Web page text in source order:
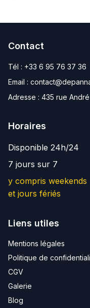
Contact
Tél : +33 6 95 76 37 36
Email :
Adresse : 435 rue
Horaires
Disponible 24h/24
7 jours sur 7
y compris weekends
et jours fériés
Liens utiles
Mentions légales
Politique de
CGV
Galerie
Blog